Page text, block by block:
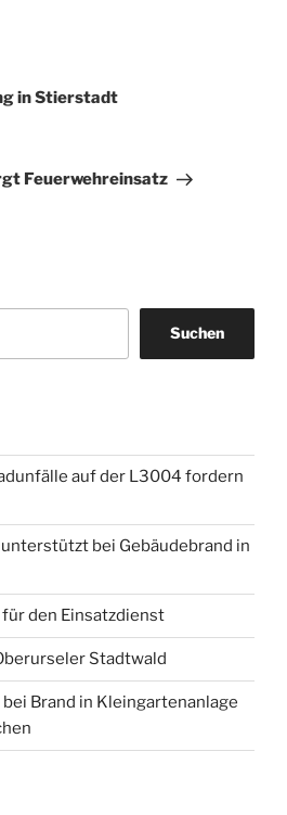
in Stierstadt
Feuerwehreinsatz
Suchen
auf der L3004 fordern
bei Gebäudebrand in
den Einsatzdienst
Stadtwald
Brand in Kleingartenanlage